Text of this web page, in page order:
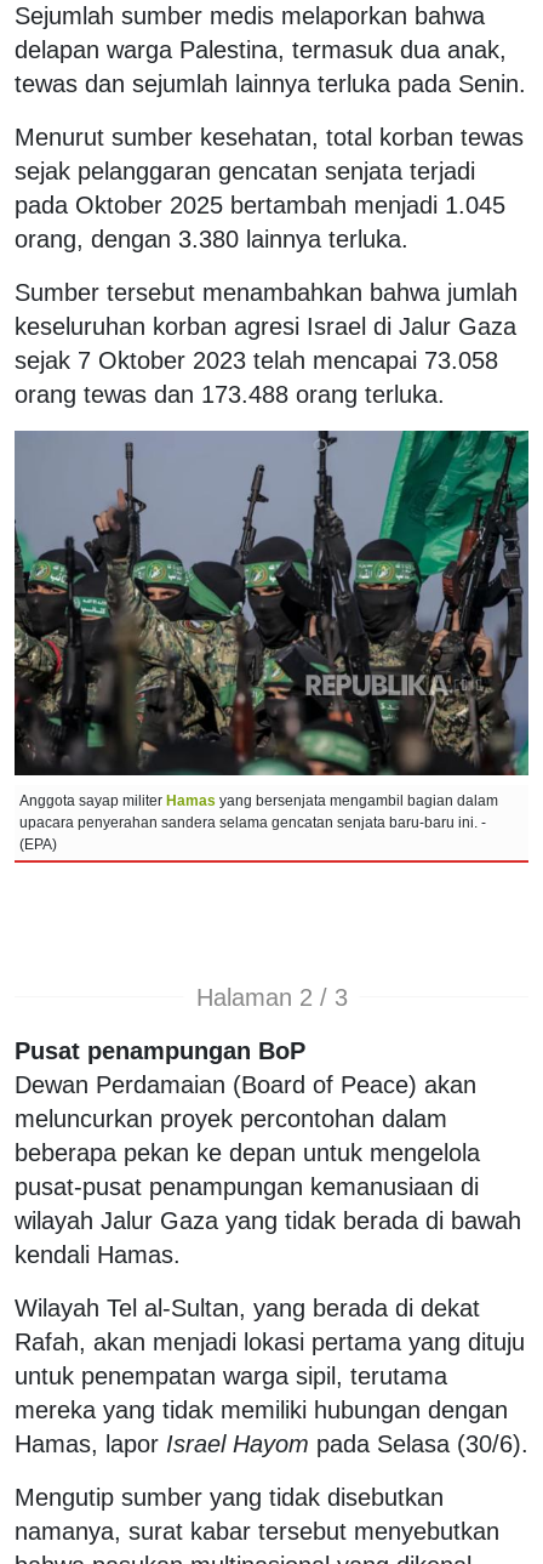
Sejumlah sumber medis melaporkan bahwa
delapan warga Palestina, termasuk dua anak,
tewas dan sejumlah lainnya terluka pada Senin.
Menurut sumber kesehatan, total korban tewas
sejak pelanggaran gencatan senjata terjadi
pada Oktober 2025 bertambah menjadi 1.045
orang, dengan 3.380 lainnya terluka.
Sumber tersebut menambahkan bahwa jumlah
keseluruhan korban agresi Israel di Jalur Gaza
sejak 7 Oktober 2023 telah mencapai 73.058
orang tewas dan 173.488 orang terluka.
Anggota sayap militer Hamas yang bersenjata mengambil bagian dalam
upacara penyerahan sandera selama gencatan senjata baru-baru ini. -
(EPA)
Halaman 2 / 3
Pusat penampungan BoP
Dewan Perdamaian (Board of Peace) akan
meluncurkan proyek percontohan dalam
beberapa pekan ke depan untuk mengelola
pusat-pusat penampungan kemanusiaan di
wilayah Jalur Gaza yang tidak berada di bawah
kendali Hamas.
Wilayah Tel al-Sultan, yang berada di dekat
Rafah, akan menjadi lokasi pertama yang dituju
untuk penempatan warga sipil, terutama
mereka yang tidak memiliki hubungan dengan
Hamas, lapor Israel Hayom pada Selasa (30/6).
Mengutip sumber yang tidak disebutkan
namanya, surat kabar tersebut menyebutkan